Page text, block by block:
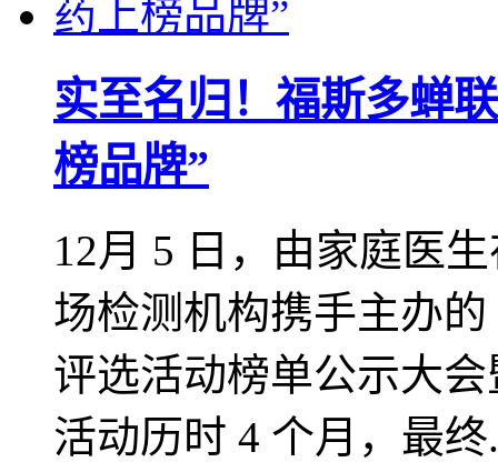
实至名归！福斯多蝉
榜品牌”
12月 5 日，由家庭医
场检测机构携手主办
评选活动榜单公示大
活动历时 4 个月，最终